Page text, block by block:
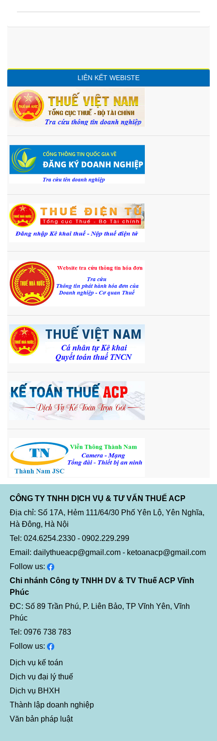
LIÊN KẾT WEBISTE
CÔNG TY TNHH DỊCH VỤ & TƯ VẤN THUẾ ACP
Địa chỉ: Số 17A, Hẻm 111/64/30 Phố Yên Lộ, Yên Nghĩa,
Hà Đông, Hà Nội
Tel: 024.6254.2330 - 0902.229.299
Email: dailythueacp@gmail.com - ketoanacp@gmail.com
Follow us:
Chi nhánh Công ty TNHH DV & TV Thuế ACP Vĩnh
Phúc
ĐC: Số 89 Trần Phú, P. Liên Bảo, TP Vĩnh Yên, Vĩnh
Phúc
Tel: 0976 738 783
Follow us:
Dịch vụ kế toán
Dịch vụ đại lý thuế
Dịch vụ BHXH
Thành lập doanh nghiệp
Văn bản pháp luật